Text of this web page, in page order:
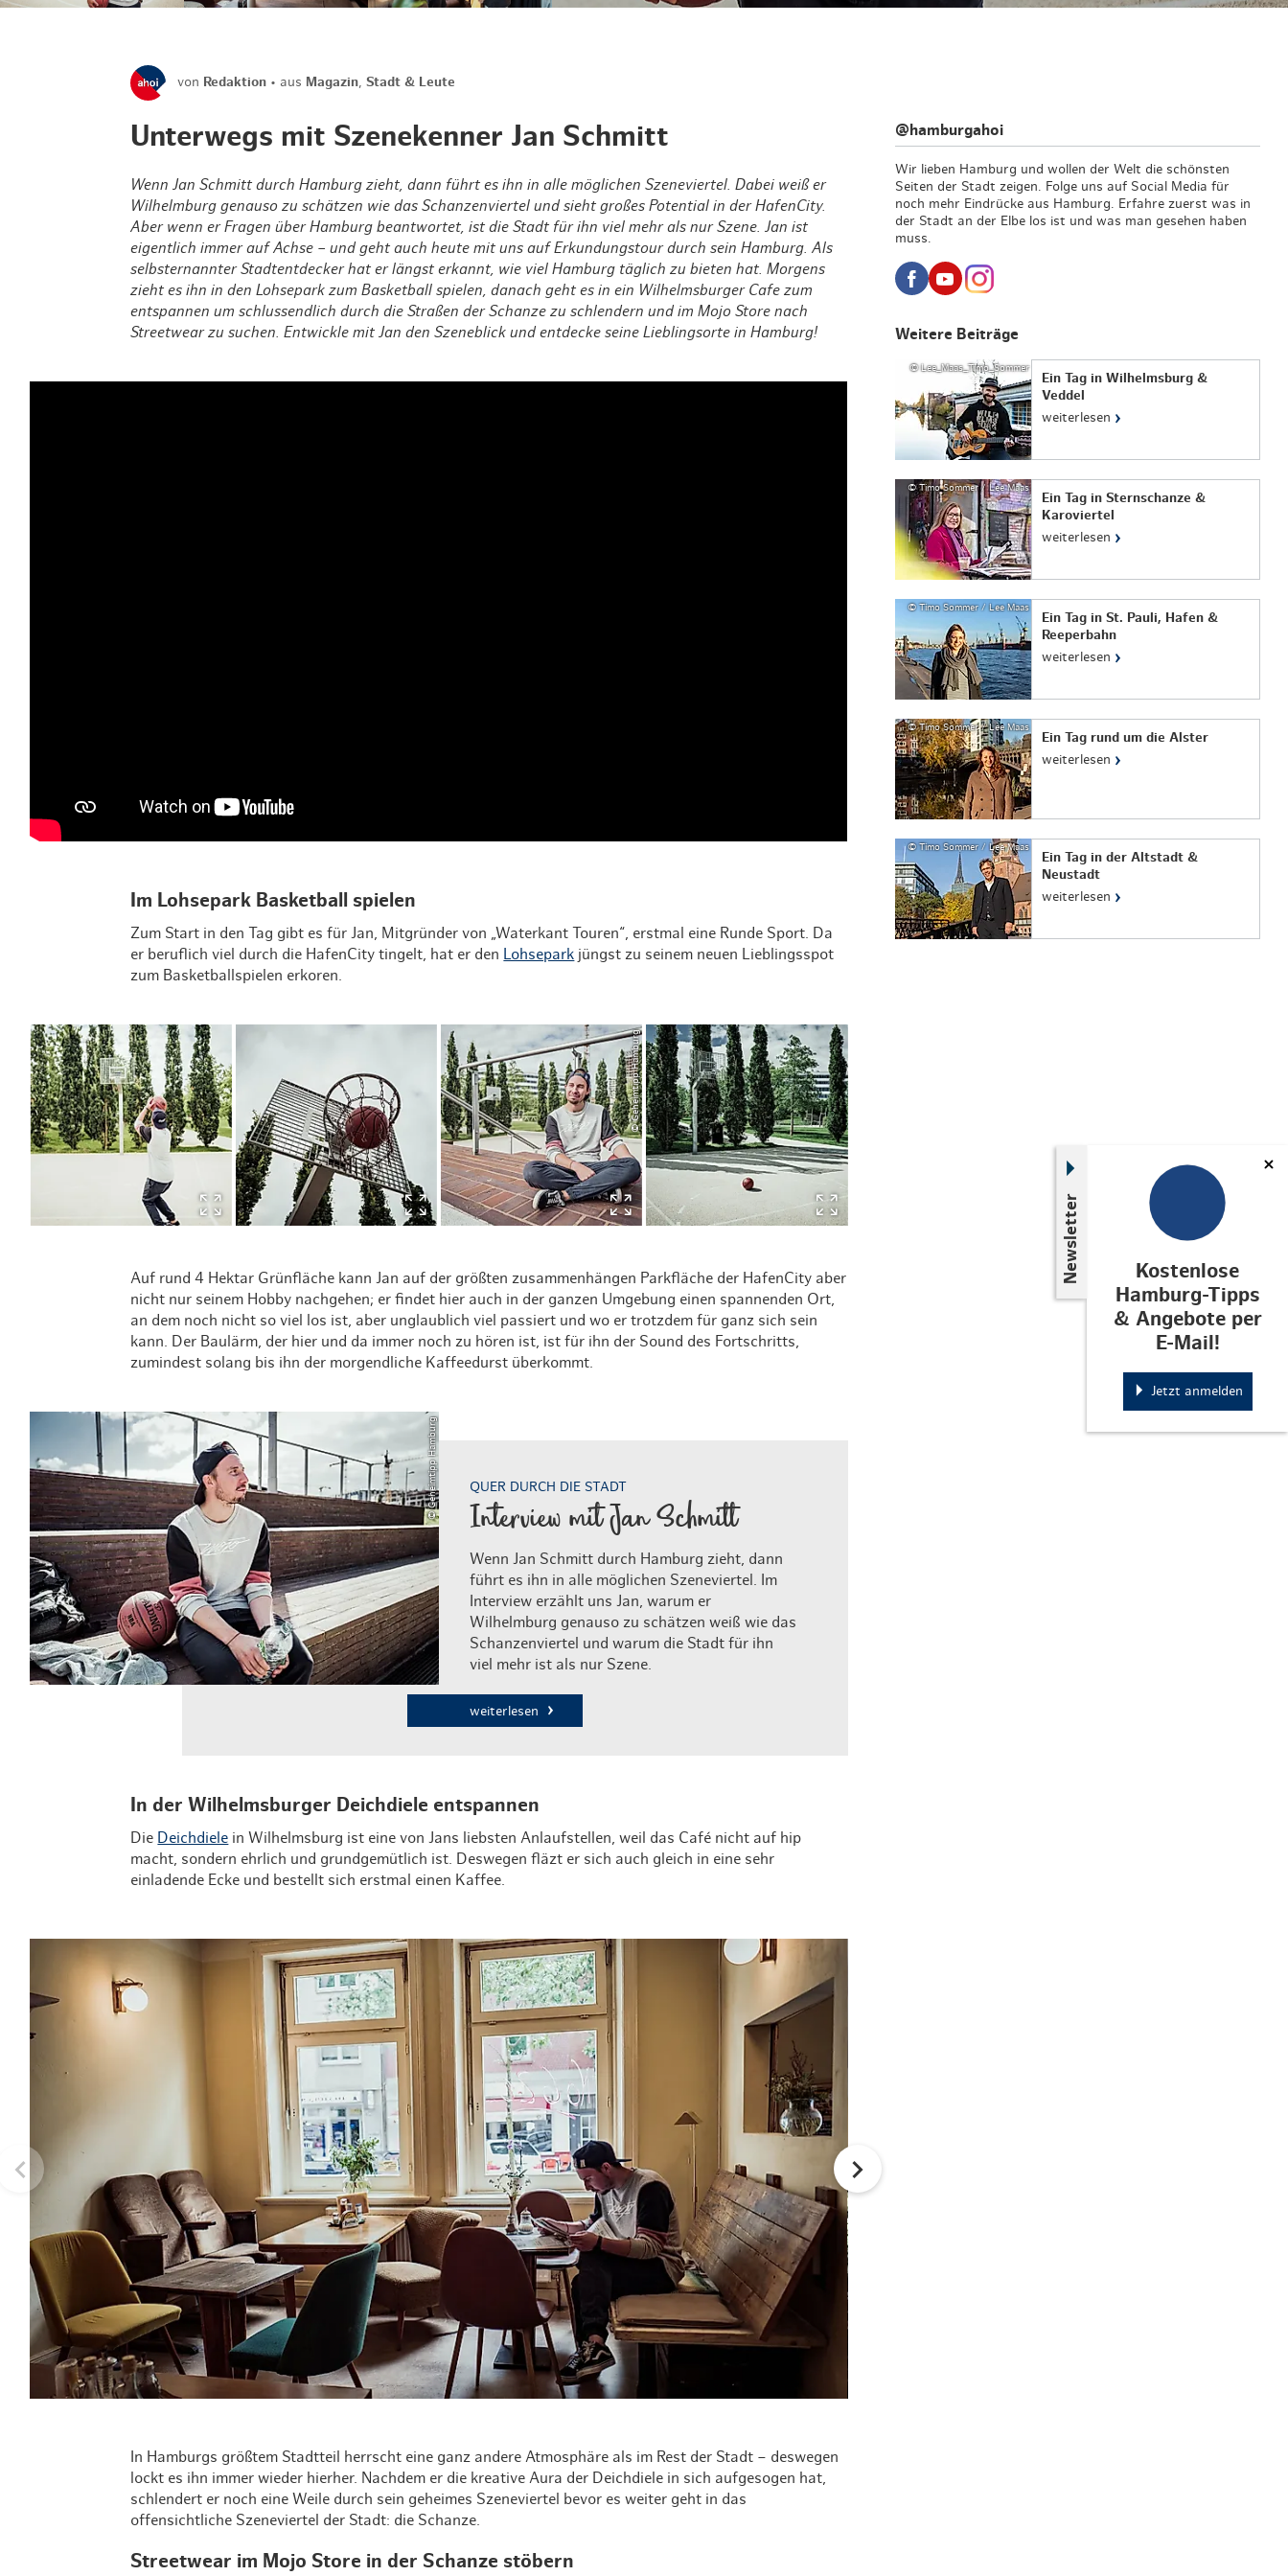
Weihnachten mit Bibi & Tina
Newsletter
Kostenlose
Hamburg-Tipps
& Angebote per
E-Mail!
Jetzt anmelden
von Redaktion aus Magazin,Stadt & Leute
Unterwegs mit Szenekenner Jan Schmitt
Wenn Jan Schmitt durch Hamburg zieht, dann führt es ihn in alle möglichen Szeneviertel. Dabei weiß er
Wilhelmburg genauso zu schätzen wie das Schanzenviertel und sieht großes Potential in der HafenCity.
Aber wenn er Fragen über Hamburg beantwortet, ist die Stadt für ihn viel mehr als nur Szene. Jan ist
eigentlich immer auf Achse – und geht auch heute mit uns auf Erkundungstour durch sein Hamburg. Als
selbsternannter Stadtentdecker hat er längst erkannt, wie viel Hamburg täglich zu bieten hat. Morgens
zieht es ihn in den Lohsepark zum Basketball spielen, danach geht es in ein Wilhelmsburger Cafe zum
entspannen um schlussendlich durch die Straßen der Schanze zu schlendern und im Mojo Store nach
Streetwear zu suchen. Entwickle mit Jan den Szeneblick und entdecke seine Lieblingsorte in Hamburg!
Im Lohsepark Basketball spielen
Zum Start in den Tag gibt es für Jan, Mitgründer von „Waterkant Touren“, erstmal eine Runde Sport. Da
er beruflich viel durch die HafenCity tingelt, hat er den
Lohsepark jüngst zu seinem neuen Lieblingsspot
zum Basketballspielen erkoren.
© Geheimtipp Hamburg
Auf rund 4 Hektar Grünfläche kann Jan auf der größten zusammenhängen Parkfläche der HafenCity aber
nicht nur seinem Hobby nachgehen; er findet hier auch in der ganzen Umgebung einen spannenden Ort,
an dem noch nicht so viel los ist, aber unglaublich viel passiert und wo er trotzdem für ganz sich sein
kann. Der Baulärm, der hier und da immer noch zu hören ist, ist für ihn der Sound des Fortschritts,
zumindest solang bis ihn der morgendliche Kaffeedurst überkommt.
© Geheimtipp Hamburg QUER DURCH DIE STADT
Interview mit Jan Schmitt
Wenn Jan Schmitt durch Hamburg zieht, dann
führt es ihn in alle möglichen Szeneviertel. Im
Interview erzählt uns Jan, warum er
Wilhelmburg genauso zu schätzen weiß wie das
Schanzenviertel und warum die Stadt für ihn
viel mehr ist als nur Szene.
weiterlesen
In der Wilhelmsburger Deichdiele entspannen
Die Deichdiele in Wilhelmsburg ist eine von Jans liebsten Anlaufstellen, weil das Café nicht auf hip
macht, sondern ehrlich und grundgemütlich ist. Deswegen fläzt er sich auch gleich in eine sehr
einladende Ecke und bestellt sich erstmal einen Kaffee.
In Hamburgs größtem Stadtteil herrscht eine ganz andere Atmosphäre als im Rest der Stadt – deswegen
lockt es ihn immer wieder hierher. Nachdem er die kreative Aura der Deichdiele in sich aufgesogen hat,
schlendert er noch eine Weile durch sein geheimes Szeneviertel bevor es weiter geht in das
offensichtliche Szeneviertel der Stadt: die Schanze.
Streetwear im Mojo Store in der Schanze stöbern
@hamburgahoi
Wir lieben Hamburg und wollen der Welt die schönsten
Seiten der Stadt zeigen. Folge uns auf Social Media für
noch mehr Eindrücke aus Hamburg. Erfahre zuerst was in
der Stadt an der Elbe los ist und was man gesehen haben
muss.
Weitere Beiträge
© Lee_Maas_Timo_Sommer
Ein Tag in Wilhelmsburg &
Veddel
weiterlesen ›
© Timo Sommer / Lee Maas
Ein Tag in Sternschanze &
Karoviertel
weiterlesen ›
© Timo Sommer / Lee Maas
Ein Tag in St. Pauli, Hafen &
Reeperbahn
weiterlesen ›
© Timo Sommer / Lee Maas
Ein Tag rund um die Alster
weiterlesen ›
© Timo Sommer / Lee Maas
Ein Tag in der Altstadt &
Neustadt
weiterlesen ›